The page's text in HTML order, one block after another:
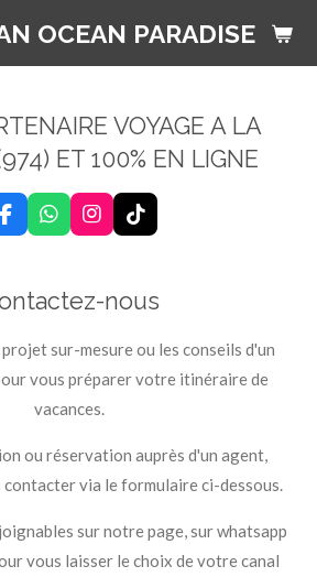
OCEAN PARADISE
VOYAGE A LA
ET 100% EN LIGNE
F
a
b
k
W
h
s
p
I
n
a
a
m
T
i
o
nous
sur-mesure ou les conseils d'un
vous préparer votre itinéraire de
vacances.
ou réservation auprès d'un agent,
contacter via le formulaire ci-dessous.
sur notre page, sur whatsapp
vous laisser le choix de votre canal